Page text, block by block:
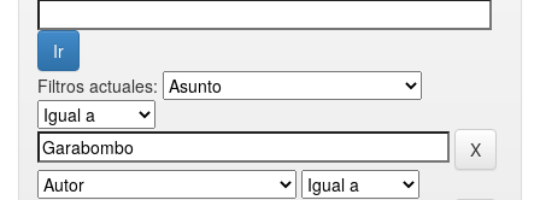
Filtros actuales: